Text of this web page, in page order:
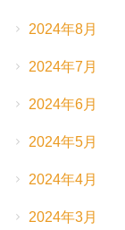
2024年8月
2024年7月
2024年6月
2024年5月
2024年4月
2024年3月